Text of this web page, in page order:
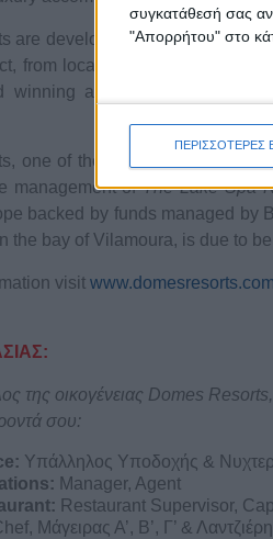
συγκατάθεσή σας
"Απορρήτου" στο
ΠΕΡΙΣΣΟΤΕΡΕΣ
are developed on handpicked
from local cultural experiences
winning and known for their
one of the fastest growing
management ofThe Lake Spa
backed by funds managed by
the bay of Vilamoura, is due to
visit www.domesresorts.com
της οικογένειας Domes Resorts
σου:
: Υπάλληλος Υποδοχής &
Manager, Agent
Restaurant Supervisor,
Μάγειρας Α’, Β’, Γ’ &